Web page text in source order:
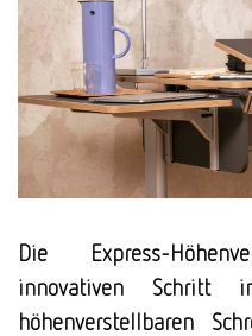
Die Express-
innovativen Schritt
höhenverstellbaren